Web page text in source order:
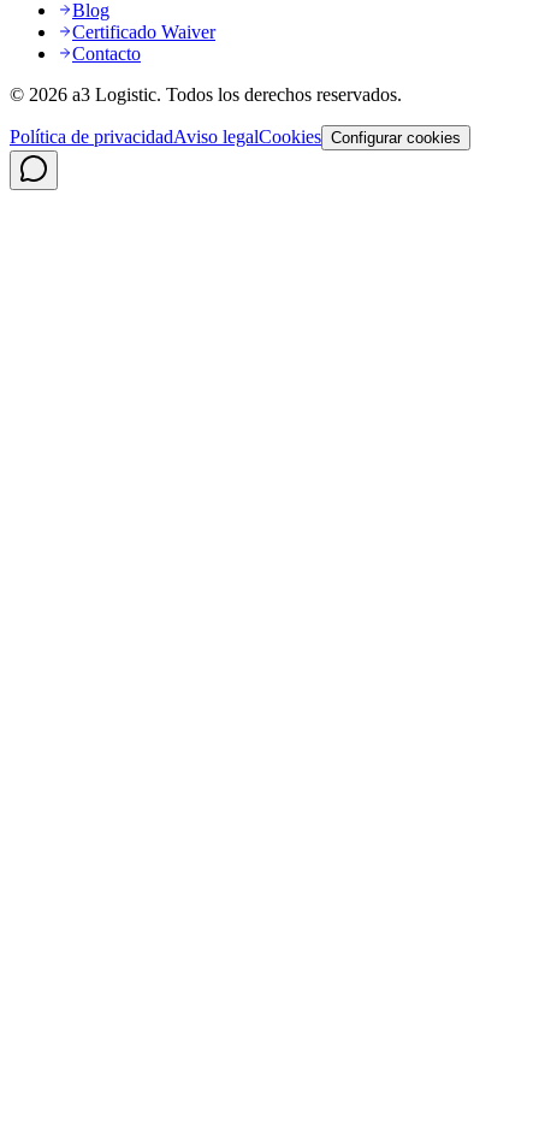
Blog
Certificado Waiver
Contacto
© 2026 a3 Logistic. Todos los derechos reservados.
Política de privacidadAviso legalCookies Configurar cookies